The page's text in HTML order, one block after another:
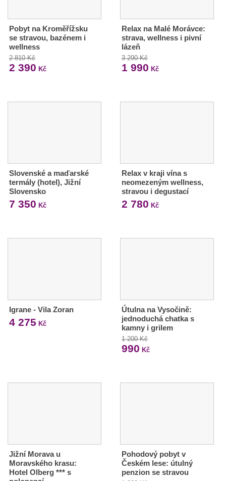
Pobyt na Kroměřížsku
se stravou, bazénem i
wellness
2 810 Kč
2 390 Kč
Relax na Malé Morávce:
strava, wellness i pivní
lázeň
3 290 Kč
1 990 Kč
Slovenské a maďarské
termály (hotel), Jižní
Slovensko
7 350 Kč
Relax v kraji vína s
neomezeným wellness,
stravou i degustací
2 780 Kč
Igrane - Vila Zoran
4 275 Kč
Útulna na Vysočině:
jednoduchá chatka s
kamny i grilem
1 200 Kč
990 Kč
Jižní Morava u
Moravského krasu:
Hotel Olberg *** s
Pohodový pobyt v
Českém lese: útulný
penzion se stravou